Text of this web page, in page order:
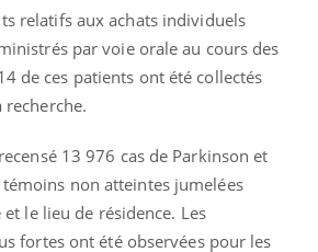
relatifs aux achats individuels
par voie orale au cours des
de ces patients ont été collectés
recherche.
13 976 cas de Parkinson et
non atteintes jumelées
le lieu de résidence. Les
fortes ont été observées pour les